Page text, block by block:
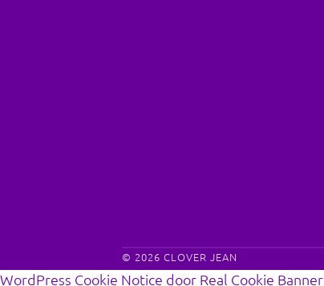
© 2026 CLOVER JEAN
WordPress Cookie Notice door Real Cookie Banner